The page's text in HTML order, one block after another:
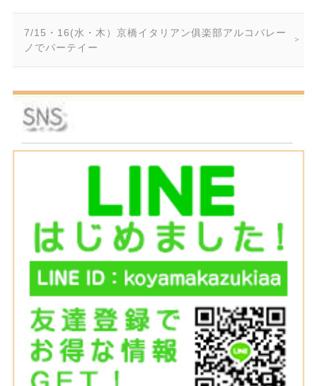
7/15・16(水・木）京橋イタリアン俱楽部アルコバレー
ノでパーテイー